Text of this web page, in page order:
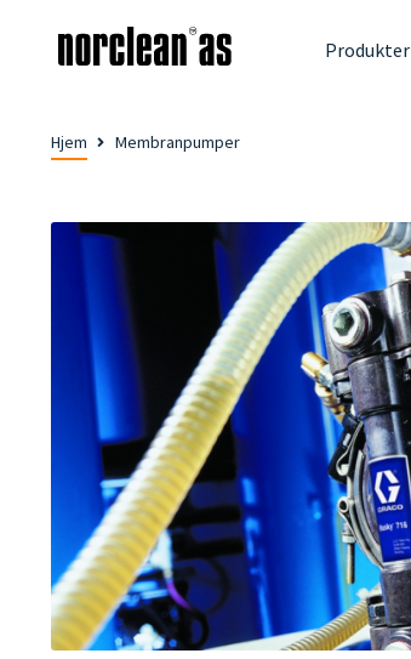
Produkter
Hjem Membranpumper